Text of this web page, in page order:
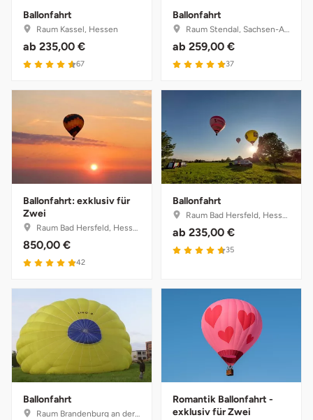
Ballonfahrt
Raum Kassel, Hessen
ab 235,00 €
4.6 von 5
67
Ballonfahrt
Raum Stendal, Sachsen-Anhalt
ab 259,00 €
4.9 von 5
37
Ballonfahrt: exklusiv für
Zwei
Raum Bad Hersfeld, Hessen
850,00 €
4.9 von 5
42
Ballonfahrt
Raum Bad Hersfeld, Hessen
ab 235,00 €
4.7 von 5
35
Ballonfahrt
Raum Brandenburg an der Havel, Brandenburg
Romantik Ballonfahrt -
exklusiv für Zwei
Fürstenfeldbruck
Fürth
Gelnhausen
Gera
Gersfeld
Gotha
Göppingen
Halle
Hamburg
Hanau